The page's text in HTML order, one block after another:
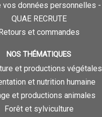
vos données personnelles -
QUAE RECRUTE
Retours et commandes
NOS THÉMATIQUES
et productions végétales
et nutrition humaine
et productions animales
Forêt et sylviculture